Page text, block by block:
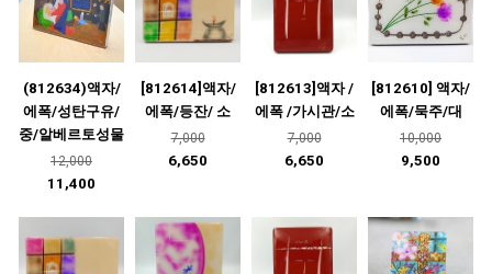
(812634)액자/
에폭/성탄구유/
중/알베르토성물
12,000
11,400
[812614]액자/
에폭/등잔/ 소
7,000
6,650
[812613]액자 /
에폭 /가시관/소
7,000
6,650
[812610] 액자/
에폭/묵주/대
10,000
9,500